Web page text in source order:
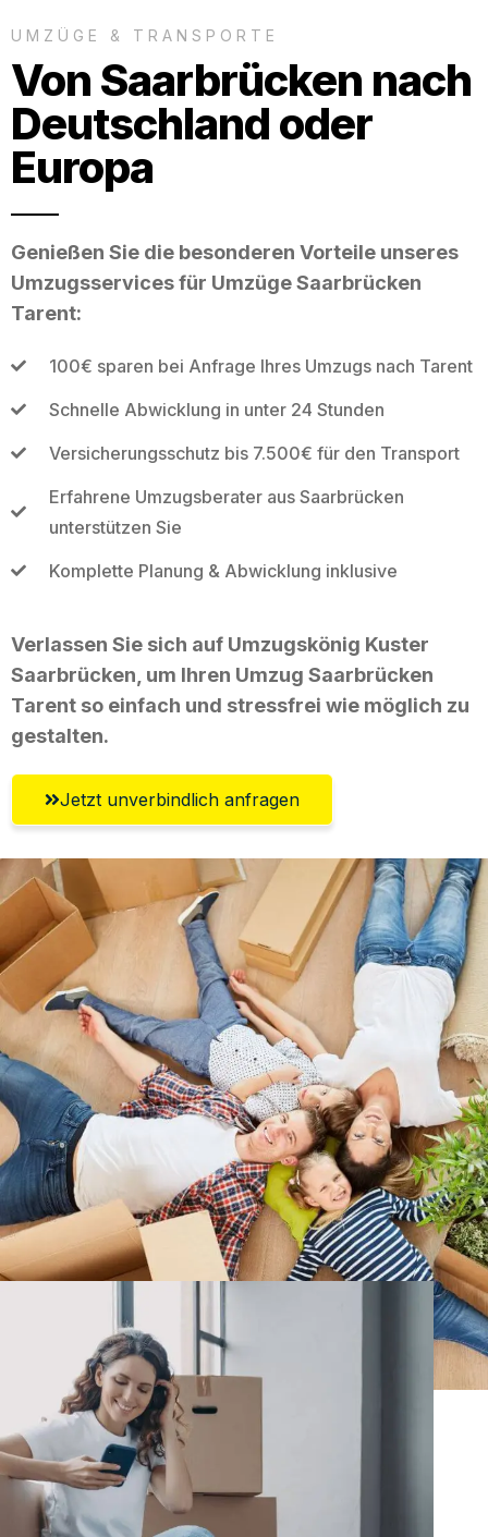
UMZÜGE & TRANSPORTE
Von Saarbrücken nach
Deutschland oder
Europa
Genießen Sie die besonderen Vorteile unseres
Umzugsservices für Umzüge Saarbrücken
Tarent:
100€ sparen bei Anfrage Ihres Umzugs nach Tarent
Schnelle Abwicklung in unter 24 Stunden
Versicherungsschutz bis 7.500€ für den Transport
Erfahrene Umzugsberater aus Saarbrücken
unterstützen Sie
Komplette Planung & Abwicklung inklusive
Verlassen Sie sich auf Umzugskönig Kuster
Saarbrücken, um Ihren Umzug Saarbrücken
Tarent so einfach und stressfrei wie möglich zu
gestalten.
Jetzt unverbindlich anfragen